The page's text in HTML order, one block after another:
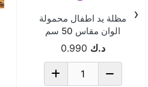
مظلة يد اطفال محمولة
الوان مقاس 50 سم
LA-1 د.ك 0.990
‹